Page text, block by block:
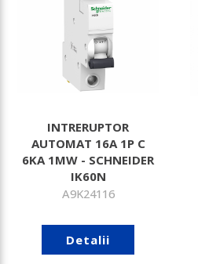
INTRERUPTOR
AUTOMAT 16A 1P C
6KA 1MW - SCHNEIDER
IK60N
A9K24116
Detalii